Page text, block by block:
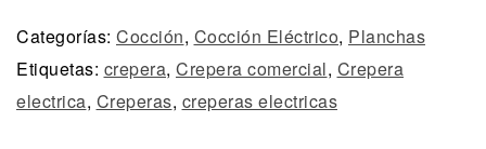
Categorías: Cocción, Cocción Eléctrico, Planchas
Etiquetas: crepera, Crepera comercial, Crepera
electrica, Creperas, creperas electricas